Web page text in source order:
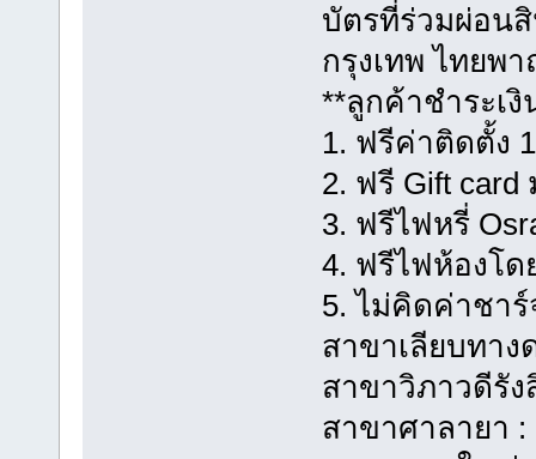
บัตรที่ร่วมผ่อน
กรุงเทพ ไทยพ
**ลูกค้าชำระเ
1. ฟรีค่าติดตั้ง
2. ฟรี Gift
3. ฟรีไฟหรี่
4. ฟรีไฟห้องโด
5. ไม่คิดค่าชา
สาขาเลียบทาง
สาขาวิภาวดีรัง
สาขาศาลายา :